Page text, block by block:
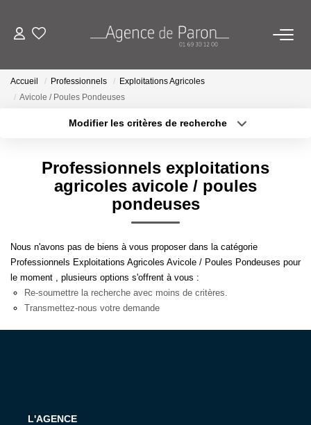
ACHETER
ESTIMATION
Demandez Votre Estimation À L'agence
AGENCE
Accueil Professionnels
Exploitations Agricoles
Avicole / Poules Pondeuses
Modifier les critères de recherche
Budget max
Plus de critères Créer une alerte
Professionnels exploitations
agricoles avicole / poules
pondeuses
Nous n'avons pas de biens à vous proposer dans la catégorie
Professionnels Exploitations Agricoles Avicole / Poules Pondeuses pour
le moment , plusieurs options s'offrent à vous :
Re-soumettre la recherche avec moins de critères.
Transmettez-nous votre demande
L'AGENCE